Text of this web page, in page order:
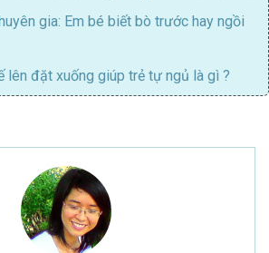
gia: Em bé biết bò trước hay ngồi
lên đặt xuống giúp trẻ tự ngủ là gì ?